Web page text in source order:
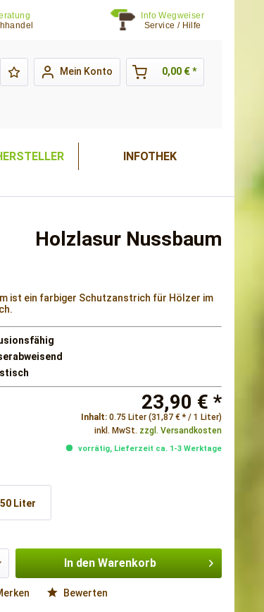
Info Wegweiser
Service / Hilfe
Mein Konto 0,00 € *
INFOTHEK
Holzlasur Nussbaum
ist ein farbiger Schutzanstrich für Hölzer im
23,90 € *
Inhalt: 0.75 Liter (31,87 € * / 1 Liter)
inkl. MwSt. zzgl. Versandkosten
vorrätig, Lieferzeit ca. 1-3 Werktage
Liter
In den Warenkorb
Bewerten